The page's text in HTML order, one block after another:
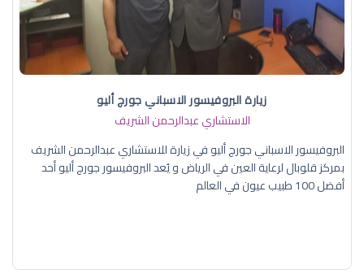
زيارة البروفيسور الاسباني جورج أليو
الاستشاري عبدالرحمن الشريف
البروفيسور الاسباني جورج أليو في زيارة للاستشاري عبدالرحمن الشريف
بمركز قلوبال لرعاية العين في الرياض و يُعد البروفيسور جورج أليو أحد
أفضل 100 طبيب عيون في العالم